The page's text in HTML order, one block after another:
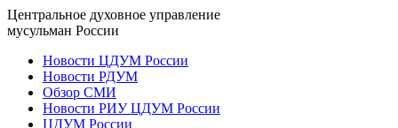
Центральное духовное управление
мусульман России
Новости ЦДУМ России
Новости РДУМ
Обзор СМИ
Новости РИУ ЦДУМ России
ЦДУМ России